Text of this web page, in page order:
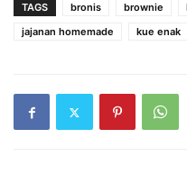
TAGS bronis brownie
jajanan homemade
kue enak